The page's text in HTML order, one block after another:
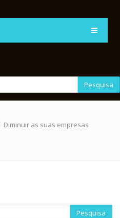
Pesquisa
Diminuir as suas empresas
Pesquisa